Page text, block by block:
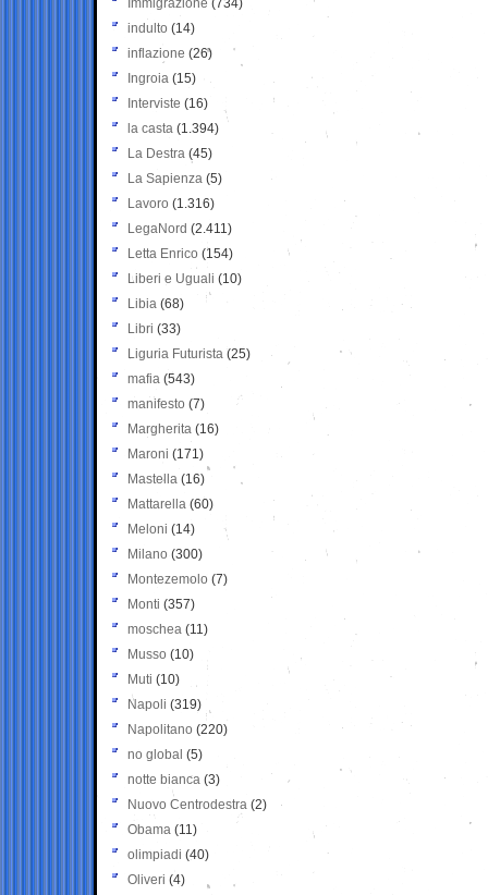
Immigrazione (734)
indulto (14)
inflazione (26)
Ingroia (15)
Interviste (16)
la casta (1.394)
La Destra (45)
La Sapienza (5)
Lavoro (1.316)
LegaNord (2.411)
Letta Enrico (154)
Liberi e Uguali (10)
Libia (68)
Libri (33)
Liguria Futurista (25)
mafia (543)
manifesto (7)
Margherita (16)
Maroni (171)
Mastella (16)
Mattarella (60)
Meloni (14)
Milano (300)
Montezemolo (7)
Monti (357)
moschea (11)
Musso (10)
Muti (10)
Napoli (319)
Napolitano (220)
no global (5)
notte bianca (3)
Nuovo Centrodestra (2)
Obama (11)
olimpiadi (40)
Oliveri (4)